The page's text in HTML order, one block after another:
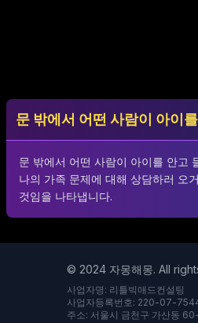
문 밖에서 어떤 사람이 아이
문 밖에서 어떤 사람이 아이를 안고
나의 가족 문제에 대해 상담하러 오
것임을 나타냅니다.
© 2024 자몽해몽. All
사업자명: 리틀빅애드컨설팅
사업자등록번호: 220-07-
주소: 서울시 금천구 가산동